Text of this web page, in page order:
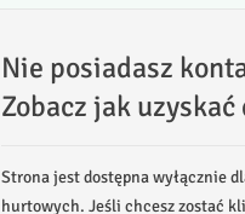
Nie posiadasz
Zobacz jak
Strona jest dostępna wyłącznie
hurtowych. Jeśli chcesz zostać